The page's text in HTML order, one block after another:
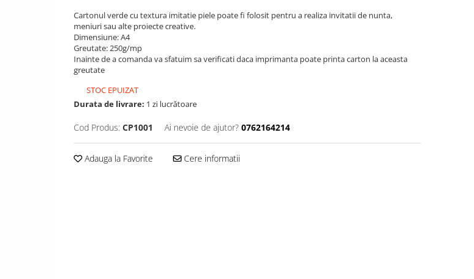
Cartonul verde cu textura imitatie piele poate fi folosit pentru a realiza invitatii de nunta,
meniuri sau alte proiecte creative.
Dimensiune: A4
Greutate: 250g/mp
Inainte de a comanda va sfatuim sa verificati daca imprimanta poate printa carton la aceasta
greutate
STOC EPUIZAT
Durata de livrare: 1 zi lucrătoare
Cod Produs: CP1001 Ai nevoie de ajutor? 0762164214
Adauga la Favorite Cere informatii